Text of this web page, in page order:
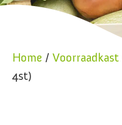
Home / Voorraadkast
4st)